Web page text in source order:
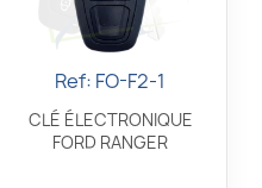
Aperçu rapide
Ref: FO-F2-1
CLÉ ÉLECTRONIQUE
FORD RANGER